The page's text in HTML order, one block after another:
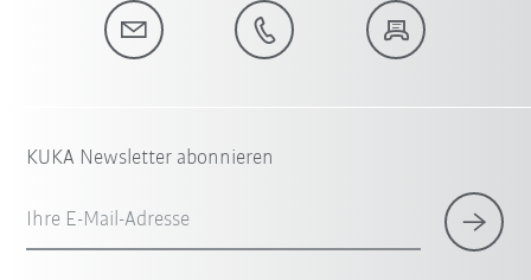
KUKA Newsletter abonnieren
Ihre E-Mail-Adresse